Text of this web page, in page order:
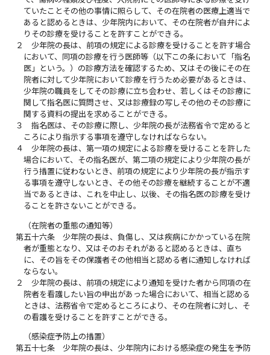
ていたことその他の事情に照らして、その在院者の医療上適当で
あると認めるときは、少年院内において、その在院者が自弁によ
りその診療を受けることを許すことができる。
２
少年院の長は、前項の規定による診療を受けることを許す場合
において、同項の診療を行う医師等（以下この条において「指名
医」という。）の診療方法を確認するため、又はその後にその在
院者に対して少年院において診療を行うため必要があるときは、
少年院の職員をしてその診療に立ち会わせ、若しくはその診療に
関して指名医に質問させ、又は診療録の写しその他のその診療に
関する資料の提出を求めることができる。
３
指名医は、その診療に際し、少年院の長が法務省令で定めると
ころにより指示する事項を遵守しなければならない。
４
少年院の長は、第一項の規定による診療を受けることを許した
場合において、その指名医が、第二項の規定により少年院の長が
行う措置に従わないとき、前項の規定により少年院の長が指示す
る事項を遵守しないとき、その他その診療を継続することが不適
当であるときは、これを中止し、以後、その指名医の診療を受け
ることを許さないことができる。
（在院者の重態の通知等）
第五十六条
少年院の長は、負傷し、又は疾病にかかっている在院
者が重態となり、又はそのおそれがあると認めるときは、直ち
に、その旨をその保護者その他相当と認める者に通知しなければ
ならない。
２
少年院の長は、前項の規定により通知を受けた者から同項の在
院者を看護したい旨の申出があった場合において、相当と認める
ときは、法務省令で定めるところにより、その在院者に対し、そ
の看護を受けることを許すことができる。
（感染症予防上の措置）
第五十七条
少年院の長は、少年院内における感染症の発生を予防